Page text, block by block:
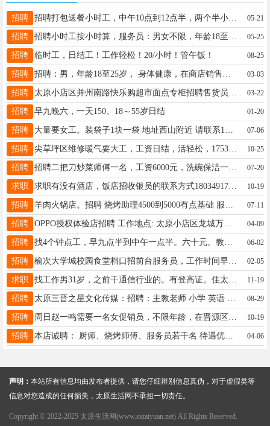
招聘 招聘打包送餐小时工，中午10点到12点半，两个半小时，15元一个小时，有意向可以联系17335816202，地点在大王路美林湾小区 05-21
招聘 05-25
招聘 临时工，日结工！工作轻松！20/小时！管午饭！ 08-25
招聘 03-03
招聘 03-22
招聘 早九晚六，一天150。18～55岁日结 01-20
招聘 07-06
招聘 尖草坪区维修暖气要大工，工资日结，活轻松，17535155816 10-25
招聘 招聘二把刀炒菜师傅一名，工资6000元，洗碗保洁一名，工资3800元加200元全勤，帮厨大姐一名，工资3800元加200元全勤，地址：太原市小店区北营街道，有意联系：13623622870（打不通加微信） 07-20
求职 求职有没有酒店，饭店招收银员的联系方式18034917356 10-19
招聘 07-11
招聘 OPPO授权体验店招聘 工作地点: 太原小店区龙城万达岗位：导购2名 待遇：综合薪资4K+，五险一金。招聘要求： 1、有销售经验者优先 2、大专及以上学历（条件优秀者可放宽），18-35周岁，形象气质佳。具有良好的表达和沟通能力，协调能力、执行力强，有责任感，细心。 3、亲和热情、具备良好服务意识。 ☎梁女士 ：13485322286 04-09
招聘 06-02
招聘 榆次大学城校园食堂档口招前台服务员，工作时间早8.30至14.00下午17.00至20.00，工资3500起。工作环境好，工作内容轻松，主要负责给学生打饭具体工作面议。联系电话13994214213（微信同步） 02-05
求职 11-19
招聘 08-29
招聘 10-19
招聘 本店诚聘： 厨师、烧烤师傅、服务员若干名 待遇优厚，薪资面议 有意者请致电：13966886291 期待您的加入！ 上班位置在榆次怡然青年广场 04-06
声明： 本站所有信息均由发布者提供，请您仔细辨别信息真伪，对于虚假类等
信息对您造成的任何损失，太原生活网不承担一切责任。
Copyright © 2022-2025 太原生活网(www.sxtaiyuan.net) All Rights Reserved.